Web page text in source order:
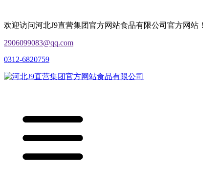
欢迎访问河北J9直营集团官方网站食品有限公司官方网站！
2906099083@qq.com
0312-6820759